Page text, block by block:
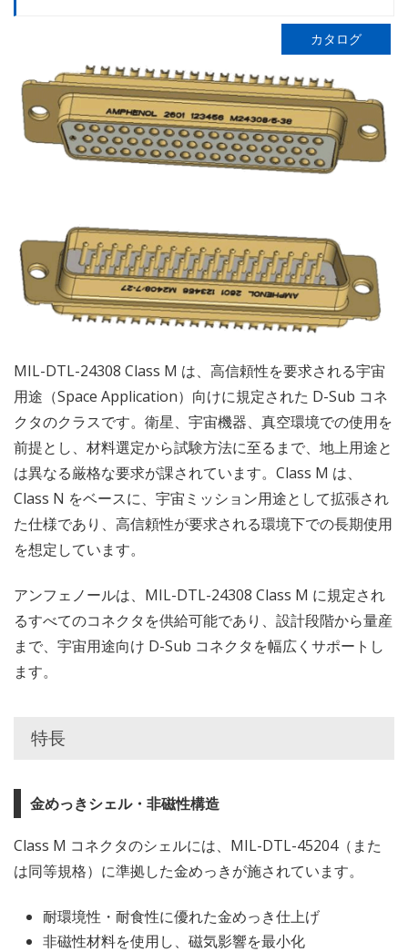
カタログ
MIL-DTL-24308 Class M は、高信頼性を要求される宇宙
用途（Space Application）向けに規定された D-Sub コネ
クタのクラスです。衛星、宇宙機器、真空環境での使用を
前提とし、材料選定から試験方法に至るまで、地上用途と
は異なる厳格な要求が課されています。Class M は、
Class N をベースに、宇宙ミッション用途として拡張され
た仕様であり、高信頼性が要求される環境下での長期使用
を想定しています。
アンフェノールは、MIL-DTL-24308 Class M に規定され
るすべてのコネクタを供給可能であり、設計段階から量産
まで、宇宙用途向け D-Sub コネクタを幅広くサポートし
ます。
特長
金めっきシェル・非磁性構造
Class M コネクタのシェルには、MIL-DTL-45204（また
は同等規格）に準拠した金めっきが施されています。
耐環境性・耐食性に優れた金めっき仕上げ
非磁性材料を使用し、磁気影響を最小化